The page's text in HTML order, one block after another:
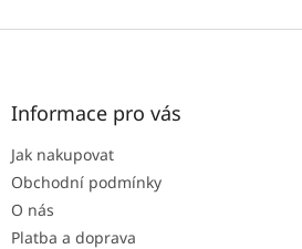
Z
Informace pro vás
Jak nakupovat
Obchodní podmínky
O nás
Platba a doprava